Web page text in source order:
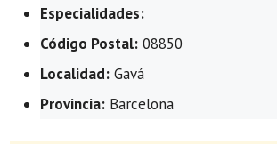
Especialidades:
Código Postal: 08850
Localidad: Gavá
Provincia: Barcelona